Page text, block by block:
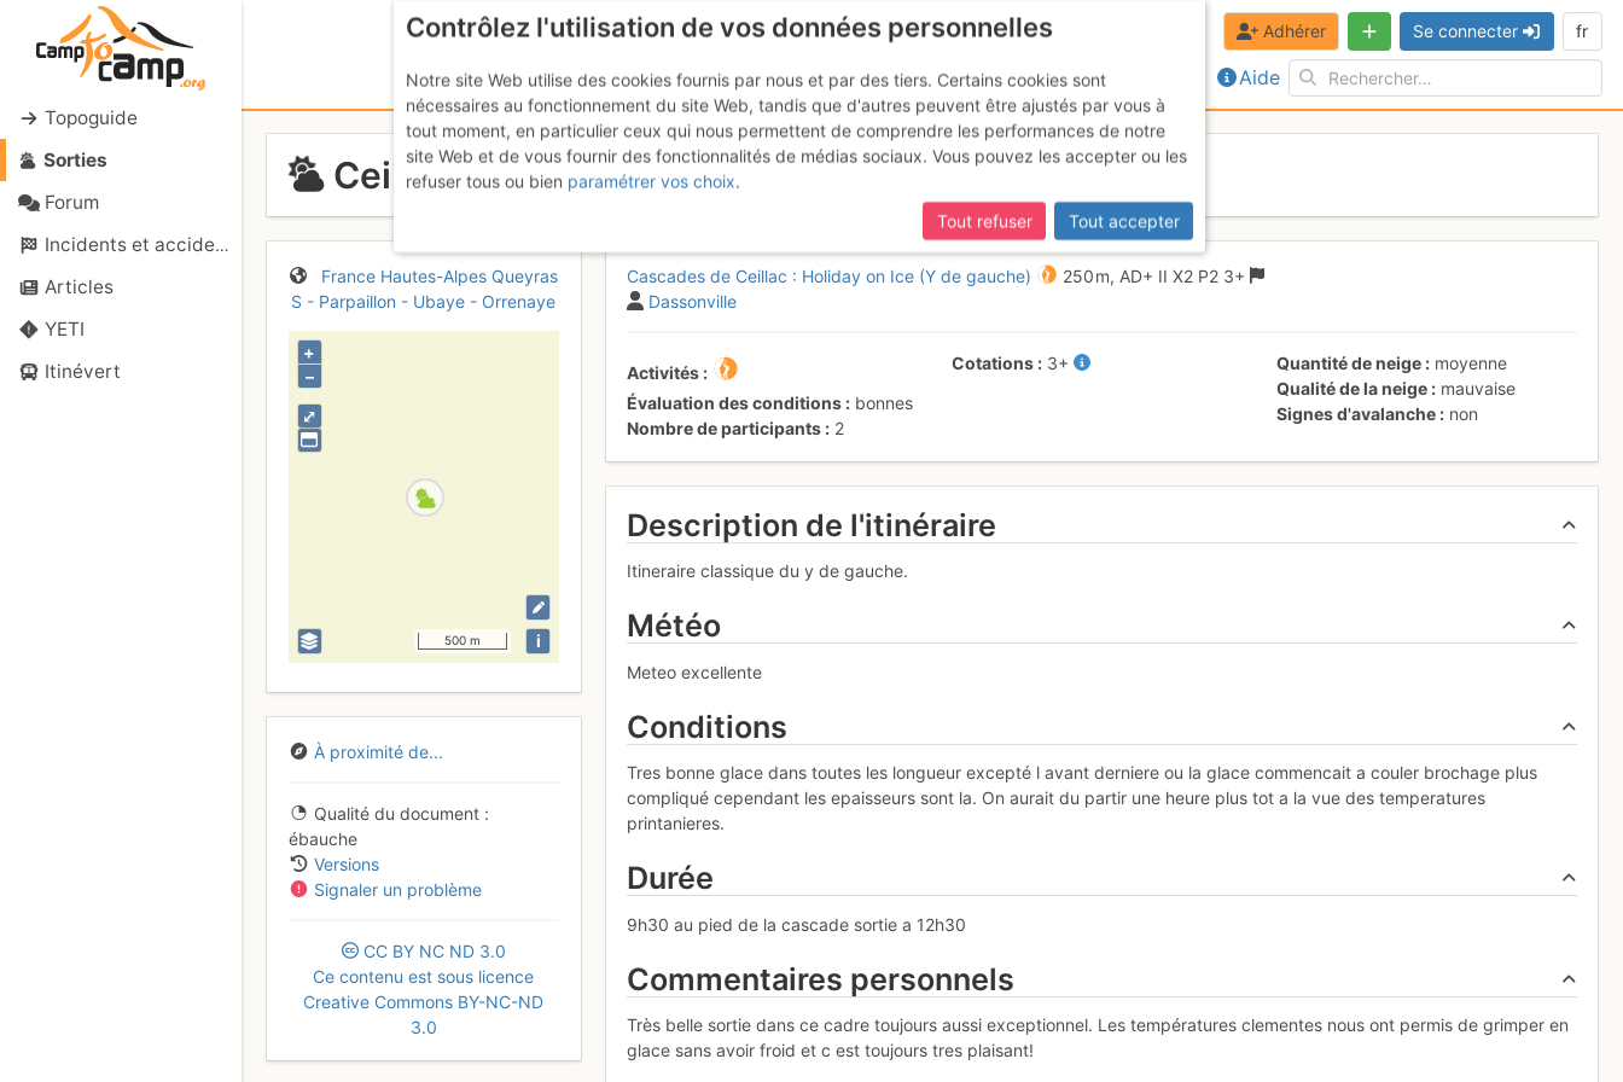
Topoguide
Sorties
Forum
Incidents et accidents
Articles
YETI
Itinévert
Aide
Adhérer Se connecter fr
Ceillac : Y de gauche Vendredi 10 mars 2017
France Hautes-Alpes Queyras
S - Parpaillon - Ubaye - Orrenaye
⤢
+
–
500 m i
À proximité de...
Qualité du document
ébauche
Versions
Signaler un problème
CC BY NC ND 3.0
Ce contenu est sous licence
Creative Commons BY-NC-ND
3.0
Cascades de Ceillac : Holiday on Ice (Y de gauche) 250 m, AD+ II X2 P2 3+
Dassonville
Activités
Évaluation des conditions
bonnes
Nombre de participants
2
Cotations 3+ Quantité de neige
moyenne
Qualité de la neige
mauvaise
Signes d'avalanche
non
Description de l'itinéraire
Itineraire classique du y de gauche.
Météo
Meteo excellente
Conditions
Tres bonne glace dans toutes les longueur excepté l avant derniere ou la glace commencait a couler brochage plus
compliqué cependant les epaisseurs sont la. On aurait du partir une heure plus tot a la vue des temperatures
printanieres.
Durée
9h30 au pied de la cascade sortie a 12h30
Commentaires personnels
Très belle sortie dans ce cadre toujours aussi exceptionnel. Les températures clementes nous ont permis de grimper en
glace sans avoir froid et c est toujours tres plaisant!
Contrôlez l'utilisation de vos données personnelles
Notre site Web utilise des cookies fournis par nous et par des tiers. Certains cookies sont
nécessaires au fonctionnement du site Web, tandis que d'autres peuvent être ajustés par vous à
tout moment, en particulier ceux qui nous permettent de comprendre les performances de notre
site Web et de vous fournir des fonctionnalités de médias sociaux. Vous pouvez les accepter ou les
refuser tous ou bien paramétrer vos choix.
Tout refuser
Tout accepter